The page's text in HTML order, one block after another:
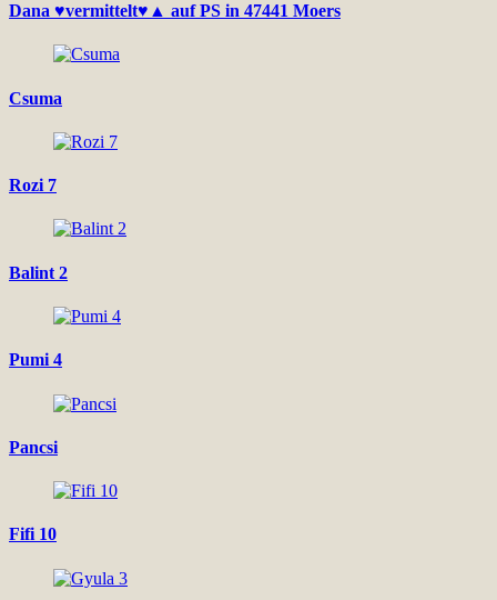
Dana ♥vermittelt♥▲ auf PS in 47441 Moers
Csuma
Rozi 7
Balint 2
Pumi 4
Pancsi
Fifi 10